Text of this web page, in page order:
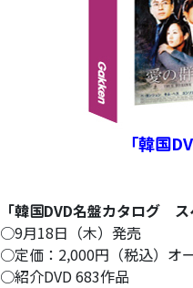
「韓国
「韓国DVD名盤カタログ ス
○9月18日（木）発売
○定価：2,000円（税込）オ
○紹介DVD 683作品